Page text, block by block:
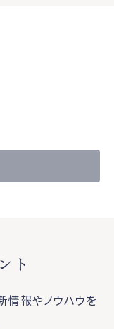
ト
情報やノウハウを